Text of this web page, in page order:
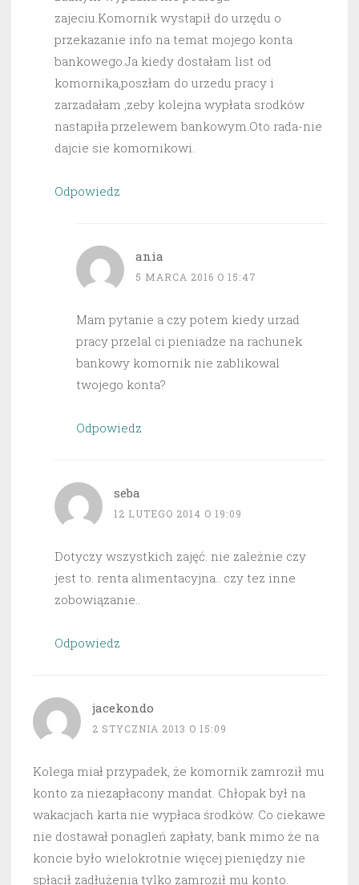
zajeciu.Komornik wystapił do urzędu o
przekazanie info na temat mojego konta
bankowego.Ja kiedy dostałam list od
komornika,poszłam do urzedu pracy i
zarzadałam ,zeby kolejna wypłata srodków
nastapiła przelewem bankowym.Oto rada-nie
dajcie sie komornikowi.
Odpowiedz
ania
5 MARCA 2016 O 15:47
Mam pytanie a czy potem kiedy urzad
pracy przelal ci pieniadze na rachunek
bankowy komornik nie zablikowal
twojego konta?
Odpowiedz
seba
12 LUTEGO 2014 O 19:09
Dotyczy wszystkich zajęć. nie zależnie czy
jest to. renta alimentacyjna.. czy tez inne
zobowiązanie..
Odpowiedz
jacekondo
2 STYCZNIA 2013 O 15:09
Kolega miał przypadek, że komornik zamroził mu
konto za niezapłacony mandat. Chłopak był na
wakacjach karta nie wypłaca środków. Co ciekawe
nie dostawał ponagleń zapłaty, bank mimo że na
koncie było wielokrotnie więcej pieniędzy nie
spłacił zadłużenia tylko zamroził mu konto.